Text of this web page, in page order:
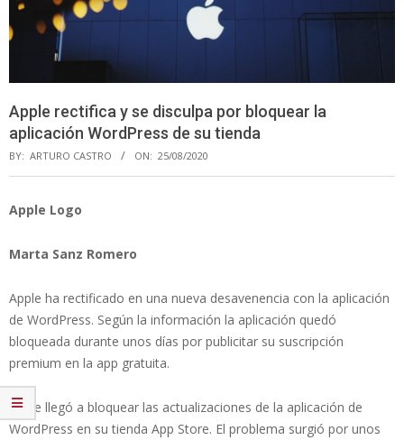
Apple rectifica y se disculpa por bloquear la
aplicación WordPress de su tienda
BY: ARTURO CASTRO ON: 25/08/2020
Apple Logo
Marta Sanz Romero
Apple ha rectificado en una nueva desavenencia con la aplicación
de WordPress. Según la información la aplicación quedó
bloqueada durante unos días por publicitar su suscripción
premium en la app gratuita.
Apple llegó a bloquear las actualizaciones de la aplicación de
WordPress en su tienda App Store. El problema surgió por unos